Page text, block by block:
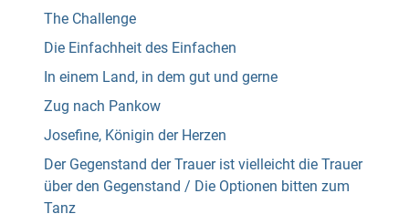
The Challenge
Die Einfachheit des Einfachen
In einem Land, in dem gut und gerne
Zug nach Pankow
Josefine, Königin der Herzen
Der Gegenstand der Trauer ist vielleicht die Trauer
über den Gegenstand / Die Optionen bitten zum
Tanz